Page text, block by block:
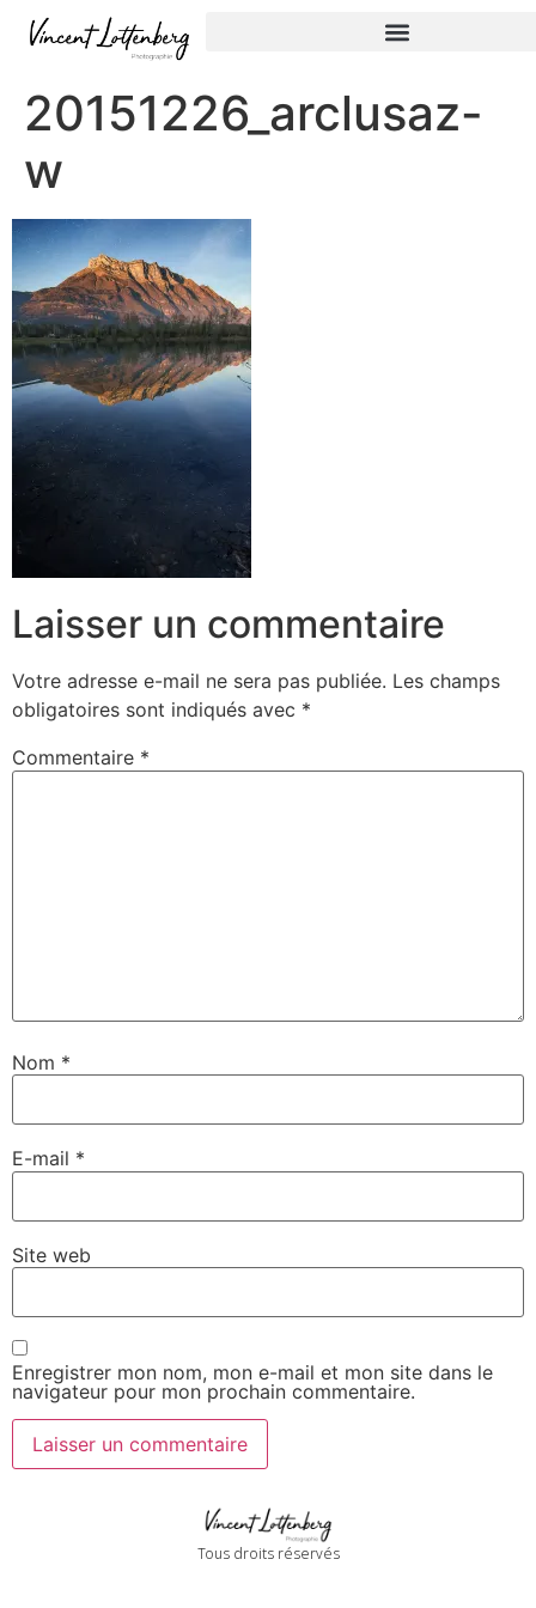
20151226_arclusaz-
w
Laisser un commentaire
Votre adresse e-mail ne sera pas publiée. Les champs
obligatoires sont indiqués avec *
Commentaire *
Nom *
E-mail *
Site web
Enregistrer mon nom, mon e-mail et mon site dans le
navigateur pour mon prochain commentaire.
Tous droits réservés